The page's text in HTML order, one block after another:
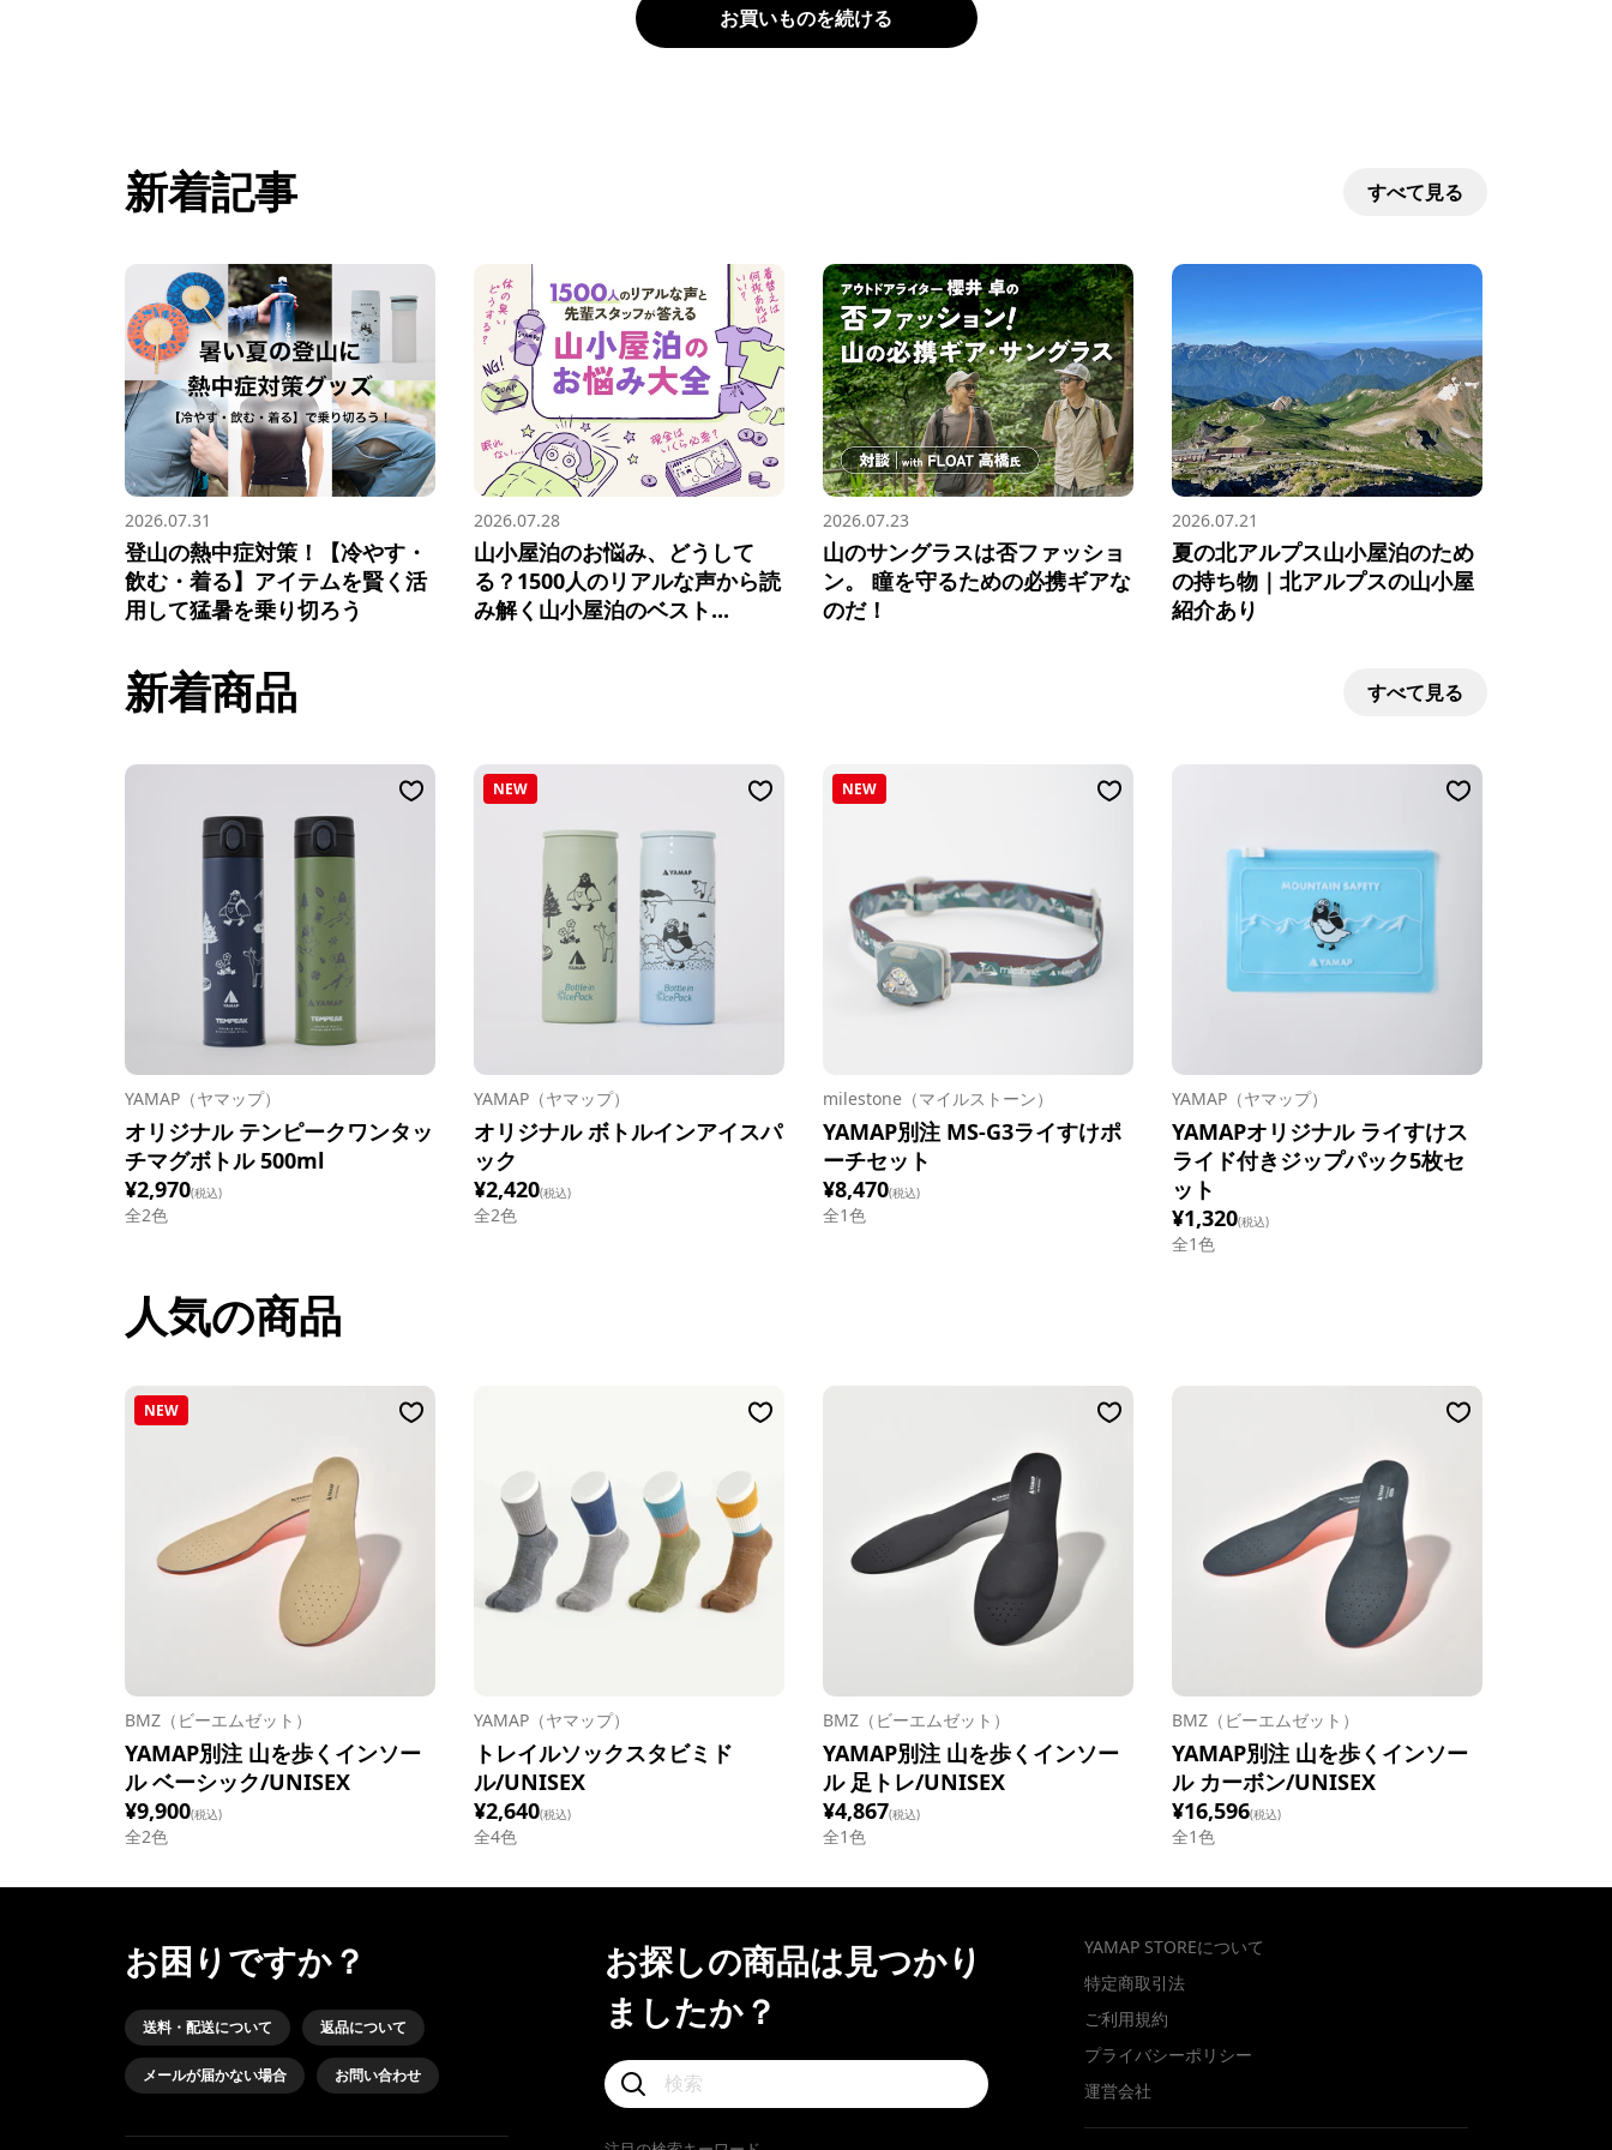
お買いものを続ける
新着記事 すべて見る
2026.07.31
登山の熱中症対策！【冷やす・
飲む・着る】アイテムを賢く活
用して猛暑を乗り切ろう
2026.07.28
山小屋泊のお悩み、どうして
る？1500人のリアルな声から読
み解く山小屋泊のベスト...
2026.07.23
山のサングラスは否ファッショ
ン。 瞳を守るための必携ギアな
のだ！
2026.07.21
夏の北アルプス山小屋泊のため
の持ち物｜北アルプスの山小屋
紹介あり
新着商品 すべて見る
YAMAP（ヤマップ）
オリジナル テンピークワンタッ
チマグボトル 500ml
¥2,970(税込)
全2色
NEW
YAMAP（ヤマップ）
オリジナル ボトルインアイスパ
ック
¥2,420(税込)
全2色
NEW
milestone（マイルストーン）
YAMAP別注 MS-G3ライすけポ
ーチセット
¥8,470(税込)
全1色
YAMAP（ヤマップ）
YAMAPオリジナル ライすけス
ライド付きジップパック5枚セ
ット
¥1,320(税込)
全1色
人気の商品
NEW
BMZ（ビーエムゼット）
YAMAP別注 山を歩くインソー
ル ベーシック/UNISEX
¥9,900(税込)
全2色
YAMAP（ヤマップ）
トレイルソックスタビミド
ル/UNISEX
¥2,640(税込)
全4色
BMZ（ビーエムゼット）
YAMAP別注 山を歩くインソー
ル 足トレ/UNISEX
¥4,867(税込)
全1色
BMZ（ビーエムゼット）
YAMAP別注 山を歩くインソー
ル カーボン/UNISEX
¥16,596(税込)
全1色
お困りですか？
送料・配送について 返品について
メールが届かない場合 お問い合わせ
お探しの商品は見つかり
ましたか？
YAMAP STOREについて
特定商取引法
ご利用規約
プライバシーポリシー
運営会社